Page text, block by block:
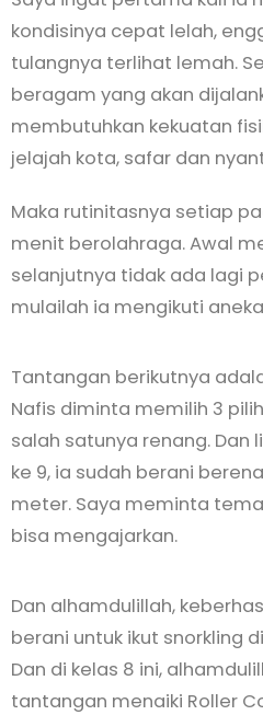
kondisinya cepat lelah,
tulangnya terlihat lemah.
beragam yang akan
membutuhkan kekuatan
jelajah kota, safar dan
Maka rutinitasnya setiap
menit berolahraga. Awal
selanjutnya tidak ada lagi
mulailah ia mengikuti
Tantangan berikutnya
Nafis diminta memilih 3
salah satunya renang. Dan
ke 9, ia sudah berani
meter. Saya meminta
bisa mengajarkan.
Dan alhamdulillah,
berani untuk ikut snorkling
Dan di kelas 8 ini,
tantangan menaiki Roller